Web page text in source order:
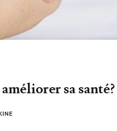
sa santé?